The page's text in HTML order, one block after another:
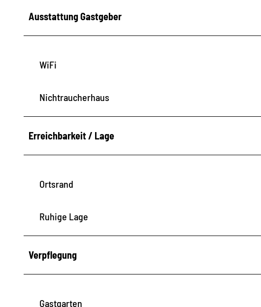
Ausstattung Gastgeber
WiFi
Nichtraucherhaus
Erreichbarkeit / Lage
Ortsrand
Ruhige Lage
Verpflegung
Gastgarten